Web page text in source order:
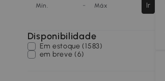
Mín. - Máx Ir
Disponibilidade
Em estoque (1583)
em breve (6)